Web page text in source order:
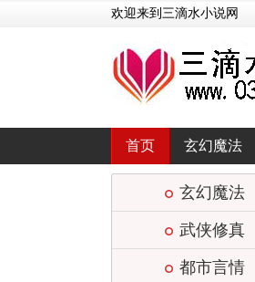
欢迎来到三滴水小说网
首页 玄幻魔法
玄幻魔法
武侠修真
都市言情